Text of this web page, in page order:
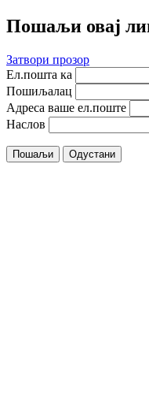
Пошаљи овај
Затвори прозор
Ел.пошта ка
Пошиљалац
Адреса ваше ел.поште
Наслов
Пошаљи Одустани